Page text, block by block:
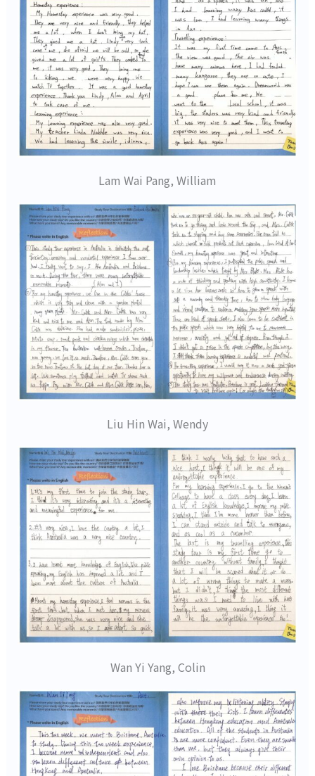
Lam Wai Pang, William
Liu Hin Wai, Wendy
Wan Yi Yang, Colin